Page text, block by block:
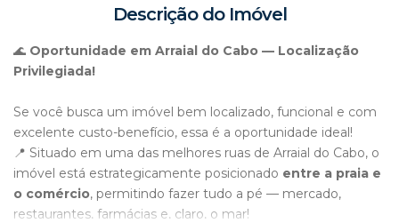
Descrição do Imóvel
🌊 Oportunidade em Arraial do Cabo — Localização
Privilegiada!
Se você busca um imóvel bem localizado, funcional e com
excelente custo-benefício, essa é a oportunidade ideal!
📍 Situado em uma das melhores ruas de Arraial do Cabo, o
imóvel está estrategicamente posicionado entre a praia e
o comércio, permitindo fazer tudo a pé — mercado,
restaurantes, farmácias e, claro, o mar!